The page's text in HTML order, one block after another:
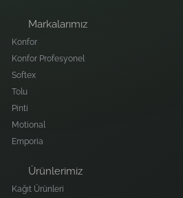
Markalarımız
Konfor
Konfor Profesyonel
Softex
Tolu
Pinti
Motional
Emporia
Ürünlerimiz
Kağıt Ürünleri